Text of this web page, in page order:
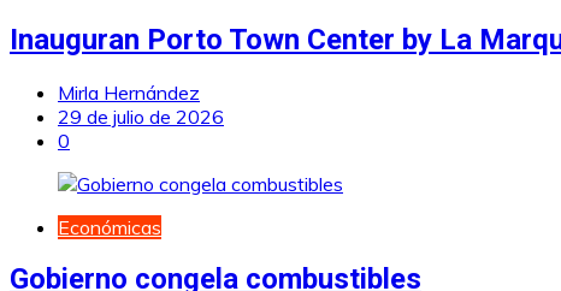
Inauguran Porto Town Center by La
Mirla Hernández
29 de julio de 2026
0
Económicas
Gobierno congela combustibles